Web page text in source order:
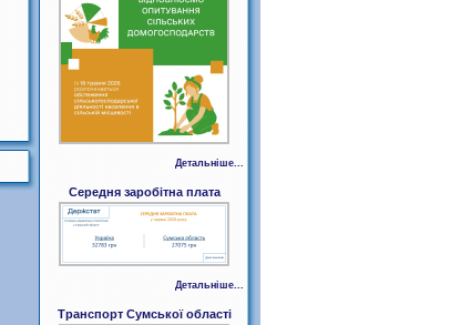
Детальніше...
Середня заробітна плата
Детальніше...
Транспорт Сумської області